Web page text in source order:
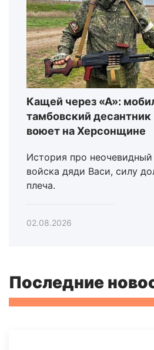
Кащей через «А»:
тамбовский
воюет на Херсонщине
История про
войска дяди Васи, силу
плеча.
02.08.2026
Последние